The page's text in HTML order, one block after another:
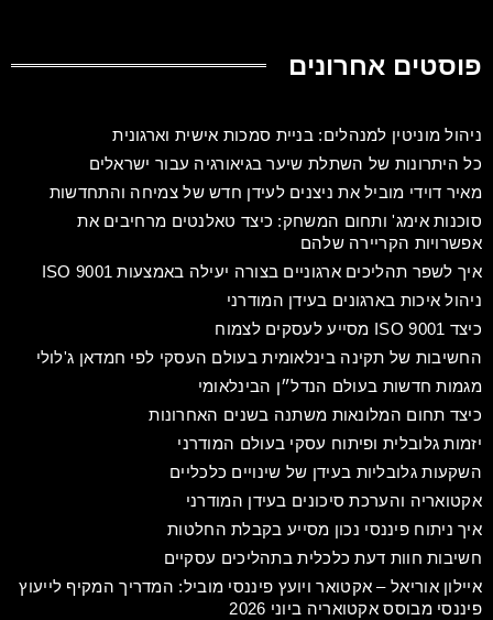
פוסטים אחרונים
ניהול מוניטין למנהלים: בניית סמכות אישית וארגונית
כל היתרונות של השתלת שיער בגיאורגיה עבור ישראלים
מאיר דוידי מוביל את ניצנים לעידן חדש של צמיחה והתחדשות
סוכנות אימג' ותחום המשחק: כיצד טאלנטים מרחיבים את
אפשרויות הקריירה שלהם
איך לשפר תהליכים ארגוניים בצורה יעילה באמצעות ISO 9001
ניהול איכות בארגונים בעידן המודרני
כיצד ISO 9001 מסייע לעסקים לצמוח
החשיבות של תקינה בינלאומית בעולם העסקי לפי חמדאן ג'לולי
מגמות חדשות בעולם הנדל״ן הבינלאומי
כיצד תחום המלונאות משתנה בשנים האחרונות
יזמות גלובלית ופיתוח עסקי בעולם המודרני
השקעות גלובליות בעידן של שינויים כלכליים
אקטואריה והערכת סיכונים בעידן המודרני
איך ניתוח פיננסי נכון מסייע בקבלת החלטות
חשיבות חוות דעת כלכלית בתהליכים עסקיים
איילון אוריאל – אקטואר ויועץ פיננסי מוביל: המדריך המקיף לייעוץ
פיננסי מבוסס אקטואריה ביוני 2026